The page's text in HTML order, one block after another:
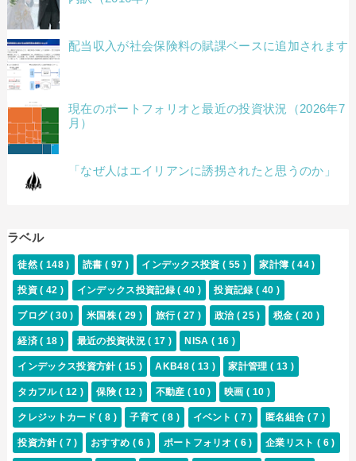
配当収入が社会保険料の賦課ベースに追加されます
現在のポートフォリオと最近の投資状況（2026年7
月）
「なぜ人はエイリアンに誘拐されたと思うのか」
ラベル
徒然( 148 ) 読書 ( 97 ) インデックス投資( 55 ) 家計簿 ( 44 )
投資( 42 ) インデックス投資記録( 40 ) 投資記録( 40 )
ブログ ( 30 ) 米国株( 29 ) 旅行( 27 ) 政治 ( 25 ) 税金 ( 20 )
経済( 18 ) 最近の投資状況( 17 ) NISA( 16 )
インデックス投資方針 ( 15 ) AKB48( 13 ) 家計管理( 13 )
タカフル( 12 ) 保険( 12 ) 不動産 ( 10 ) 映画( 10 )
クレジットカード( 8 ) 子育て ( 8 ) イベント( 7 ) 匿名組合 ( 7 )
投資方針( 7 ) おすすめ ( 6 ) ポートフォリオ( 6 ) 企業リスト ( 6 )